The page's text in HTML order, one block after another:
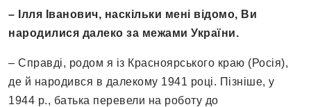
– Ілля Іванович, наскільки мені відомо, Ви
народилися далеко за межами України.
– Справді, родом я із Красноярського краю (Росія),
де й народився в далекому 1941 році. Пізніше, у
1944 р., батька перевели на роботу до